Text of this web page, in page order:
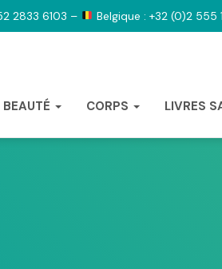
2833 6103 – Belgique : +32 (0)2 555
BEAUTÉ CORPS LIVRES